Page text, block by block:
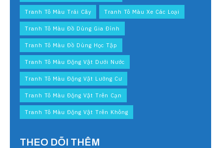
Tranh Tô Màu Trái Cây Tranh Tô Màu Xe Các Loại
Tranh Tô Màu Đồ Dùng Gia Đình
Tranh Tô Màu Đồ Dùng Học Tập
Tranh Tô Màu Động Vật Dưới Nước
Tranh Tô Màu Động Vật Lưỡng Cư
Tranh Tô Màu Động Vật Trên Cạn
Tranh Tô Màu Động Vật Trên Không
THEO DÕI THÊM